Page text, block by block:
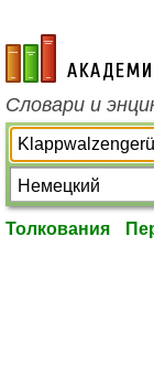
academic.ru
Словари и
Толкования